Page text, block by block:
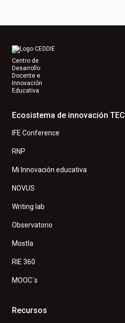
Centro de
Desarrollo
Docente e
Innovación
Educativa
Ecosistema de innovación TEC
IFE Conference
RNP
Mi Innovación educativa
NOVUS
Writing lab
Observatorio
Mostla
RIE 360
MOOC´s
Recursos